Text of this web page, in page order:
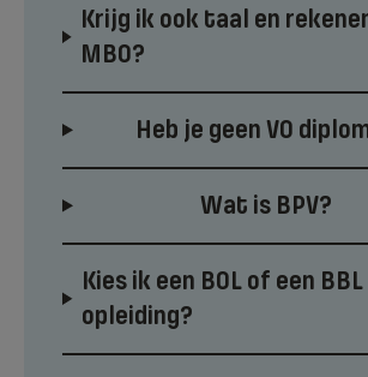
Krijg ik ook taal en
MBO?
Heb je geen VO
Wat is BPV?
Kies ik een BOL of een BBL
opleiding?